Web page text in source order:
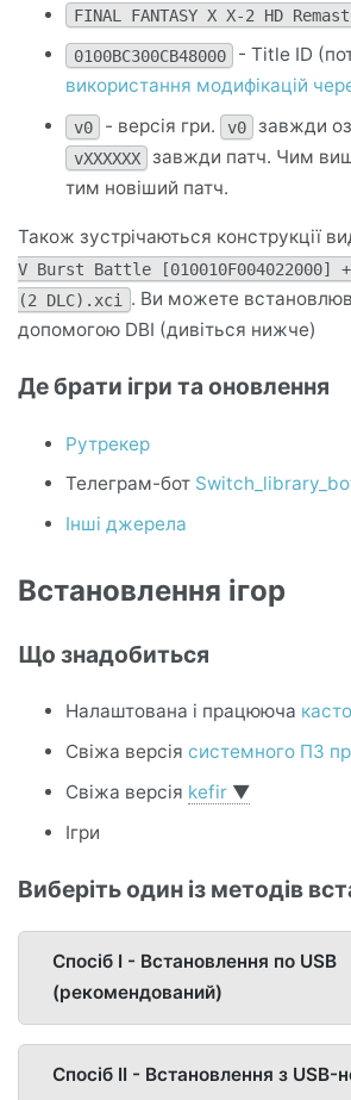
FINAL FANTASY X X-2 HD
0100BC300CB48000
- Title ID
використання модифікацій
v0 - версія гри. v0 завжди
vXXXXXX
завжди патч. Чим
тим новіший патч.
Також зустрічаються конструкції
V Burst Battle [010010F004022000]
(2 DLC).xci
. Ви можете
допомогою DBI (дивіться нижче)
Де брати ігри та оновлення
Рутрекер
Телеграм-бот
Інші джерела
Встановлення ігор
Що знадобиться
Налаштована і працююча
Свіжа версіясистемного ПЗ
Свіжа версія kefir ▼
Ігри
Виберіть один із методів
Спосіб I - Встановлення по USB
(рекомендований)
Спосіб II - Встановлення з USB-